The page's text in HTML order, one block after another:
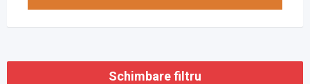
Schimbare filtru